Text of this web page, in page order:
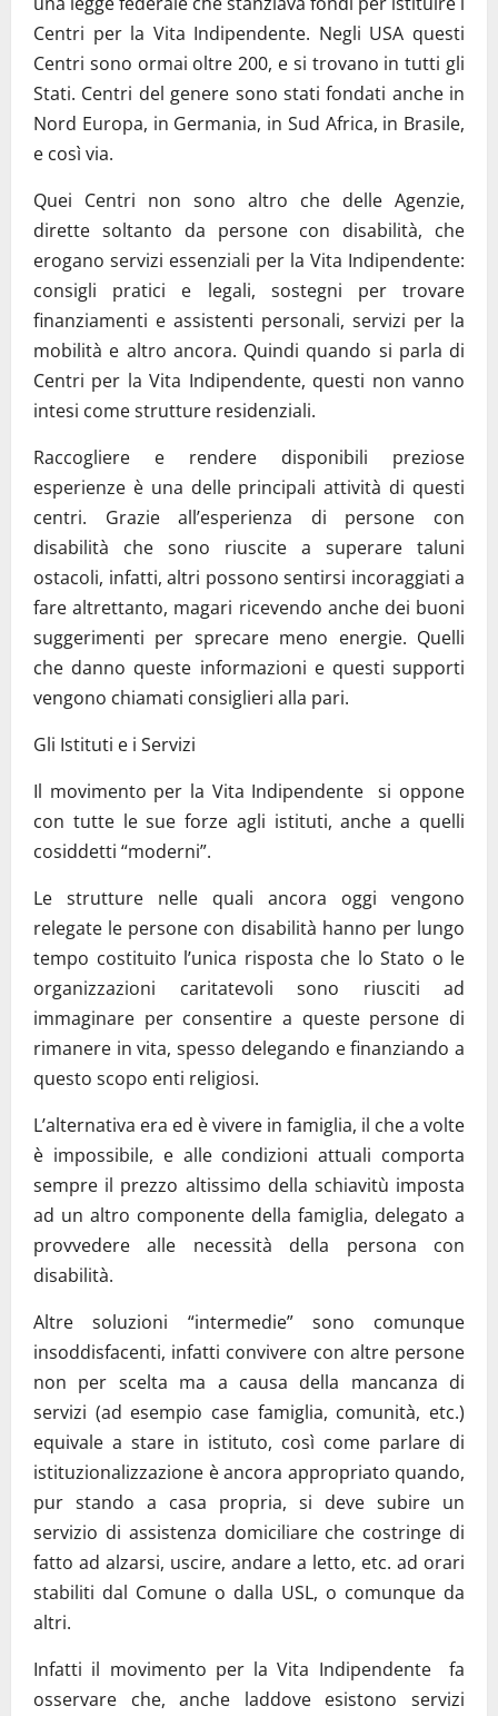
Centri per la Vita Indipendente. Negli USA questi
Centri sono ormai oltre 200, e si trovano in tutti gli
Stati. Centri del genere sono stati fondati anche in
Nord Europa, in Germania, in Sud Africa, in Brasile,
e così via.
Quei Centri non sono altro che delle Agenzie,
dirette soltanto da persone con disabilità, che
erogano servizi essenziali per la Vita Indipendente:
consigli pratici e legali, sostegni per trovare
finanziamenti e assistenti personali, servizi per la
mobilità e altro ancora. Quindi quando si parla di
Centri per la Vita Indipendente, questi non vanno
intesi come strutture residenziali.
Raccogliere e rendere disponibili preziose
esperienze è una delle principali attività di questi
centri. Grazie all’esperienza di persone con
disabilità che sono riuscite a superare taluni
ostacoli, infatti, altri possono sentirsi incoraggiati a
fare altrettanto, magari ricevendo anche dei buoni
suggerimenti per sprecare meno energie. Quelli
che danno queste informazioni e questi supporti
vengono chiamati consiglieri alla pari.
Gli Istituti e i Servizi
Il movimento per la Vita Indipendente si oppone
con tutte le sue forze agli istituti, anche a quelli
cosiddetti “moderni”.
Le strutture nelle quali ancora oggi vengono
relegate le persone con disabilità hanno per lungo
tempo costituito l’unica risposta che lo Stato o le
organizzazioni caritatevoli sono riusciti ad
immaginare per consentire a queste persone di
rimanere in vita, spesso delegando e finanziando a
questo scopo enti religiosi.
L’alternativa era ed è vivere in famiglia, il che a volte
è impossibile, e alle condizioni attuali comporta
sempre il prezzo altissimo della schiavitù imposta
ad un altro componente della famiglia, delegato a
provvedere alle necessità della persona con
disabilità.
Altre soluzioni “intermedie” sono comunque
insoddisfacenti, infatti convivere con altre persone
non per scelta ma a causa della mancanza di
servizi (ad esempio case famiglia, comunità, etc.)
equivale a stare in istituto, così come parlare di
istituzionalizzazione è ancora appropriato quando,
pur stando a casa propria, si deve subire un
servizio di assistenza domiciliare che costringe di
fatto ad alzarsi, uscire, andare a letto, etc. ad orari
stabiliti dal Comune o dalla USL, o comunque da
altri.
Infatti il movimento per la Vita Indipendente fa
osservare che, anche laddove esistono servizi